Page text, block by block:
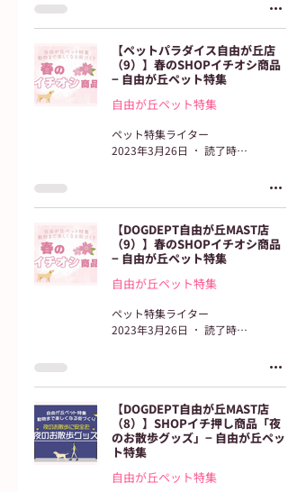
【ペットパラダイス自由が丘店
（9）】春のSHOPイチオシ商品
− 自由が丘ペット特集
自由が丘ペット特集
ペット特集ライター
2023年3月26日
読了時間: 2分
【DOGDEPT自由が丘MAST店
（9）】春のSHOPイチオシ商品
− 自由が丘ペット特集
自由が丘ペット特集
ペット特集ライター
2023年3月26日
読了時間: 2分
【DOGDEPT自由が丘MAST店
（8）】SHOPイチ押し商品「夜
のお散歩グッズ」− 自由が丘ペッ
ト特集
自由が丘ペット特集